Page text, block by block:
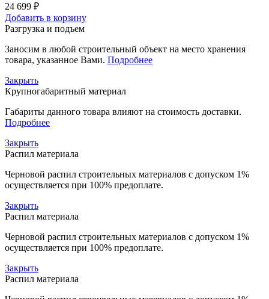
24 699 ₽
Добавить в корзину
Разгрузка и подъем
Заносим в любой строительный объект на место хранения
товара, указанное Вами. Подробнее
Закрыть
Крупногабаритный материал
Габариты данного товара влияют на стоимость доставки.
Подробнее
Закрыть
Распил материала
Черновой распил строительных материалов с допуском 1%
осуществляется при 100% предоплате.
Закрыть
Распил материала
Черновой распил строительных материалов с допуском 1%
осуществляется при 100% предоплате.
Закрыть
Распил материала